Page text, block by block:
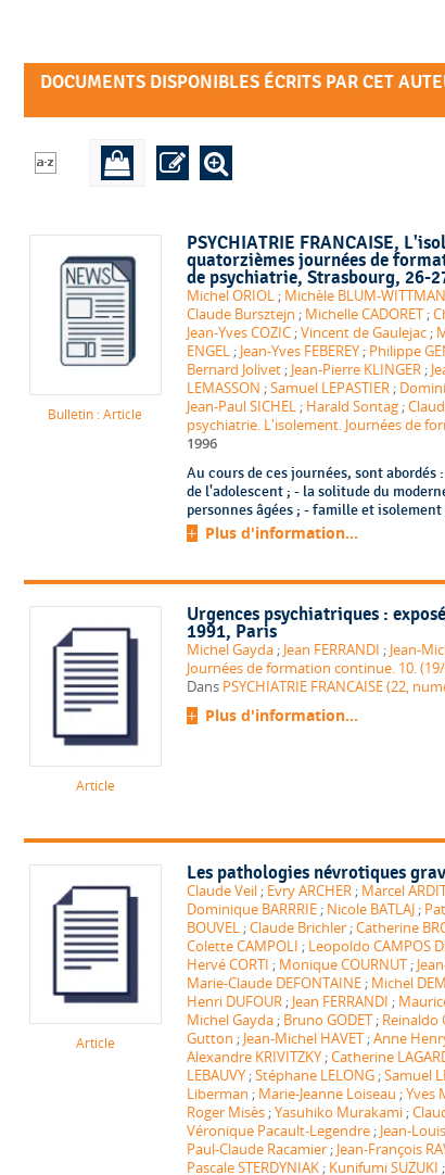
DOCUMENTS DISPONIBLES ÉCRITS PAR CET
Bulletin : Article
PSYCHIATRIE FRANCAISE,
quatorzièmes journées de
de psychiatrie, Strasbourg, 26-
Michel ORIOL ; Michèle BLUM-
Claude Bursztejn ; Michelle CADORET ;
Jean-Yves COZIC ;Vincent de Gaulejac ;
ENGEL ; Jean-Yves FEBEREY ; Philippe
Bernard Jolivet ; Jean-Pierre KLINGER ;
LEMASSON ;Samuel LEPASTIER ;
Jean-Paul SICHEL ; Harald Sontag ;
psychiatrie. L'isolement. Journées de
1996
Au cours de ces journées, sont
de l'adolescent ; - la solitude du
personnes âgées ; - famille et
Plus d'information...
Article
Urgences psychiatriques :
1991, Paris
Michel Gayda ; Jean FERRANDI ; Jean-
Journées de formation continue. 10.
Dans PSYCHIATRIE FRANCAISE (22,
Plus d'information...
Article
Les pathologies névrotiques
Claude Veil ; Evry ARCHER ; Marcel
Dominique BARRRIE ; Nicole BATLAJ ;
BOUVEL ;Claude Brichler ;Catherine
Colette CAMPOLI ; Leopoldo CAMPOS
Hervé CORTI ; Monique COURNUT ;
Marie-Claude DEFONTAINE ; Michel
Henri DUFOUR ; Jean FERRANDI ;
Michel Gayda ; Bruno GODET ; Reinaldo
Gutton ; Jean-Michel HAVET ;Anne
Alexandre KRIVITZKY ;Catherine
LEBAUVY ;Stéphane LELONG ;Samuel
Liberman ; Marie-Jeanne Loiseau ;Yves
Roger Misès ;Yasuhiko Murakami ;
Véronique Pacault-Legendre ; Jean-
Paul-Claude Racamier ; Jean-François
Pascale STERDYNIAK ; Kunifumi SUZUKI ;